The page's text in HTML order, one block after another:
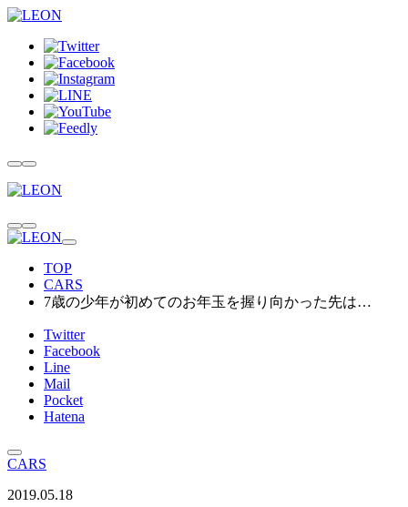
TOP
CARS
7歳の少年が初めてのお年玉を握り向かった先は…
Twitter
Facebook
Line
Mail
Pocket
Hatena
CARS
2019.05.18